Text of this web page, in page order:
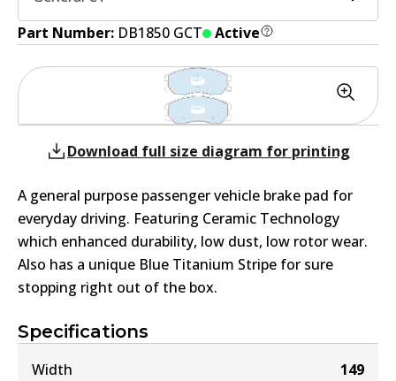
Part Number: DB1850 GCT Active
Specifications
Width
149
Download full size diagram for printing
A general purpose passenger vehicle brake pad for
everyday driving. Featuring Ceramic Technology
which enhanced durability, low dust, low rotor wear.
Also has a unique Blue Titanium Stripe for sure
stopping right out of the box.